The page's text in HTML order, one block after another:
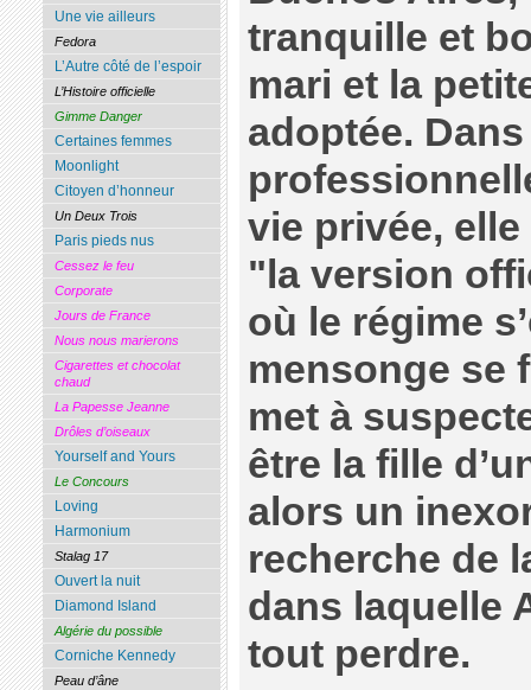
tranquille et
mari et la
adoptée.
vie privée,
"la version
où le régime
mensonge se
met à
être la fille
alors un
recherche de
dans laquelle
tout perdre.
Une vie ailleurs
Fedora
L’Autre côté de l’espoir
L’Histoire officielle
Gimme Danger
Certaines femmes
Moonlight
Citoyen d’honneur
Un Deux Trois
Paris pieds nus
Cessez le feu
Corporate
Jours de France
Nous nous marierons
Cigarettes et chocolat
chaud
La Papesse Jeanne
Drôles d’oiseaux
Yourself and Yours
Le Concours
Loving
Harmonium
Stalag 17
Ouvert la nuit
Diamond Island
Algérie du possible
Corniche Kennedy
Peau d’âne